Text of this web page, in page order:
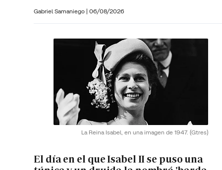
Gabriel Samaniego | 06/08/2026
La Reina Isabel, en una imagen de 1947. (Gtres)
El día en el que Isabel II se puso una